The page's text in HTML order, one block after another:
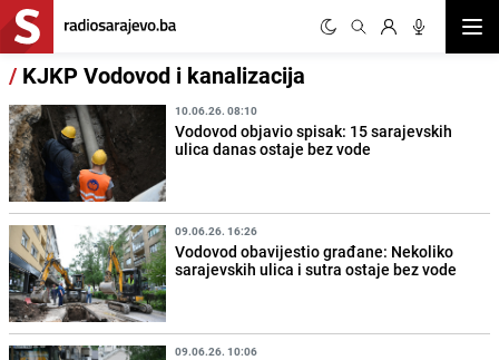
/ KJKP Vodovod i kanalizacija
10.06.26. 08:10
Vodovod objavio spisak: 15 sarajevskih
ulica danas ostaje bez vode
09.06.26. 16:26
Vodovod obavijestio građane: Nekoliko
sarajevskih ulica i sutra ostaje bez vode
09.06.26. 10:06